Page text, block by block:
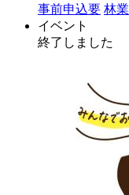
事前申込要 林業
イベント
終了しました